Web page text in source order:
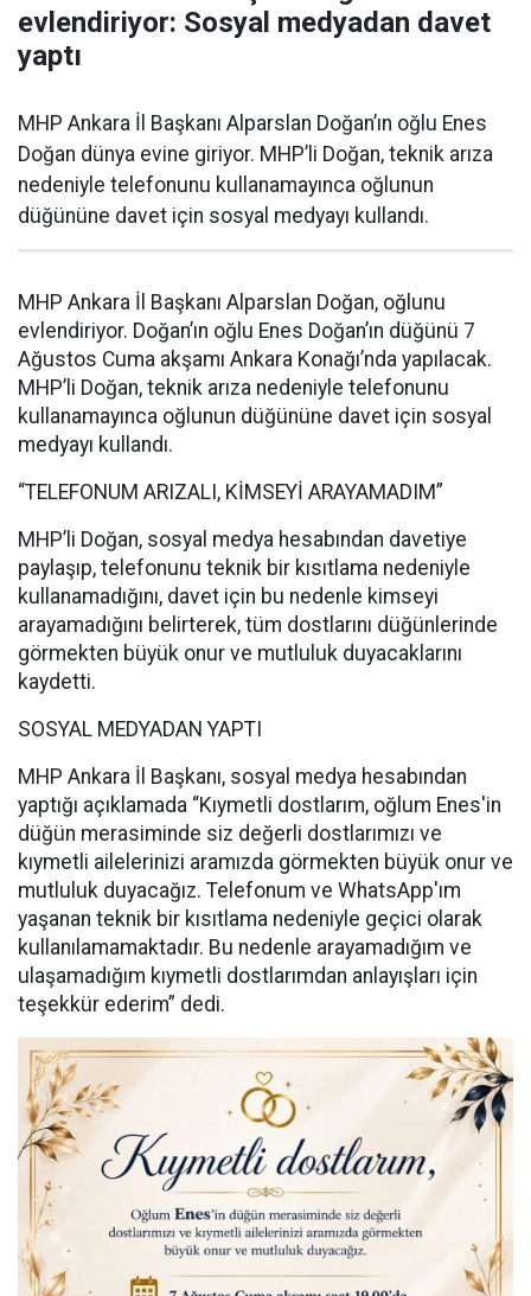
evlendiriyor: Sosyal medyadan davet
yaptı
MHP Ankara İl Başkanı Alparslan Doğan’ın oğlu Enes
Doğan dünya evine giriyor. MHP’li Doğan, teknik arıza
nedeniyle telefonunu kullanamayınca oğlunun
düğününe davet için sosyal medyayı kullandı.
MHP Ankara İl Başkanı Alparslan Doğan, oğlunu
evlendiriyor. Doğan’ın oğlu Enes Doğan’ın düğünü 7
Ağustos Cuma akşamı Ankara Konağı’nda yapılacak.
MHP’li Doğan, teknik arıza nedeniyle telefonunu
kullanamayınca oğlunun düğününe davet için sosyal
medyayı kullandı.
“TELEFONUM ARIZALI, KİMSEYİ ARAYAMADIM”
MHP’li Doğan, sosyal medya hesabından davetiye
paylaşıp, telefonunu teknik bir kısıtlama nedeniyle
kullanamadığını, davet için bu nedenle kimseyi
arayamadığını belirterek, tüm dostlarını düğünlerinde
görmekten büyük onur ve mutluluk duyacaklarını
kaydetti.
SOSYAL MEDYADAN YAPTI
MHP Ankara İl Başkanı, sosyal medya hesabından
yaptığı açıklamada “Kıymetli dostlarım, oğlum Enes'in
düğün merasiminde siz değerli dostlarımızı ve
kıymetli ailelerinizi aramızda görmekten büyük onur ve
mutluluk duyacağız. Telefonum ve WhatsApp'ım
yaşanan teknik bir kısıtlama nedeniyle geçici olarak
kullanılamamaktadır. Bu nedenle arayamadığım ve
ulaşamadığım kıymetli dostlarımdan anlayışları için
teşekkür ederim” dedi.